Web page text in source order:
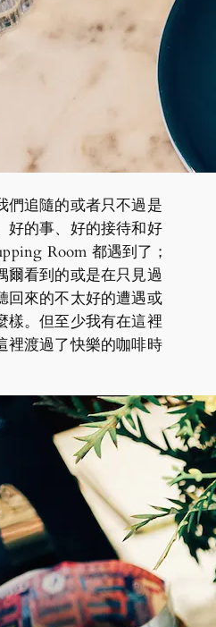
們追隨的或者只不過是
好的事、好的接待和好
Room 都遇到了；
爾看到的或是在只見過
回來的不太好的遭遇或
樣。但至少我有在這裡
裡渡過了快樂的咖啡時